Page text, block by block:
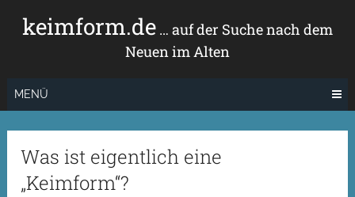
Inhaltkeimform.de… auf der Suche nach dem
Neuen im Alten
MENÜ
Was ist eigentlich eine
„Keimform“?